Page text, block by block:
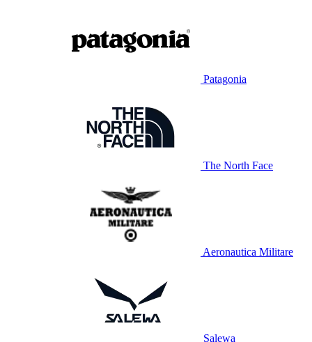
Patagonia
The North Face
Aeronautica Militare
Salewa